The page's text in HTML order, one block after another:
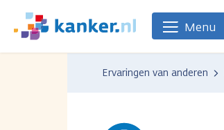
naar
We
zijn
Menu
Ervaringen van anderen